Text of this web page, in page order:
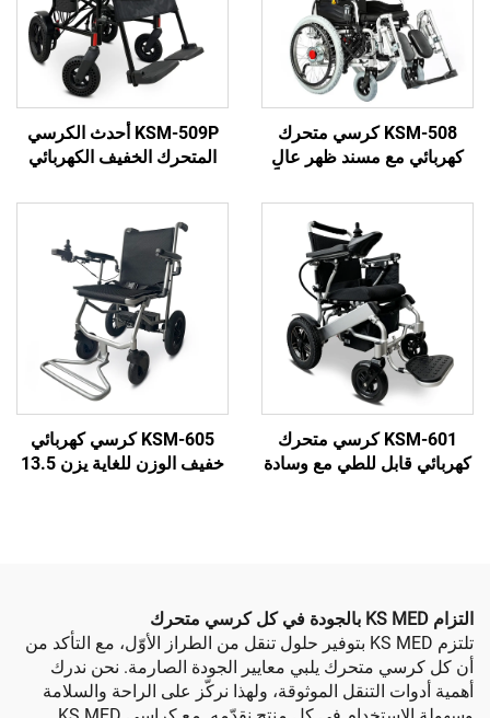
KSM-508 كرسي متحرك
مسند ظهر عالٍ
للأرجل كرسي
قابل للطي
KSM-509P أحدث الكرسي
المتحرك الخفيف الكهربائي
الكهربائي الكهربائي الكهربائي
الكهربائي الكهربائي الكهربائي
الكهربائي الكهربائي الكهربائي
الكهربائي الكهربائي الكه
KSM-601 كرسي متحرك
للطي مع وسادة
KSM-605 كرسي كهربائي
خفيف الوزن للغاية يزن 13.5
تلتزم KS MED بتوفير حلول تنقل من الطراز الأوّل، مع التأكد من
يلبي معايير الجودة الصارمة. نحن ندرك
التنقل الموثوقة، ولهذا نركّز على الراحة والسلامة